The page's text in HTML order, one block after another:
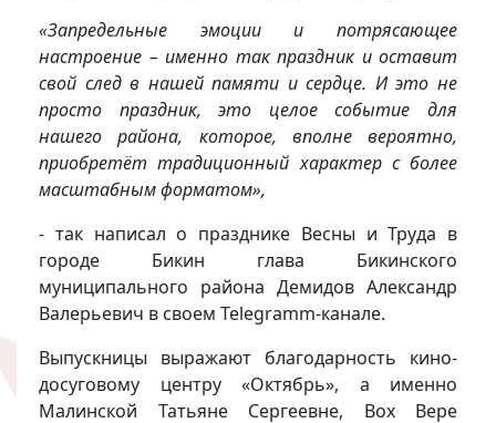
«Запредельные эмоции и потрясающее
настроение – именно так праздник и оставит
свой след в нашей памяти и сердце. И это не
просто праздник, это целое событие для
нашего района, которое, вполне вероятно,
приобретёт традиционный характер с более
масштабным форматом»,
- так написал о празднике Весны и Труда в
городе Бикин глава Бикинского
муниципального района Демидов Александр
Валерьевич в своем Telegramm-канале.
Выпускницы выражают благодарность кино-
досуговому центру «Октябрь», а именно
Малинской Татьяне Сергеевне, Вох Вере